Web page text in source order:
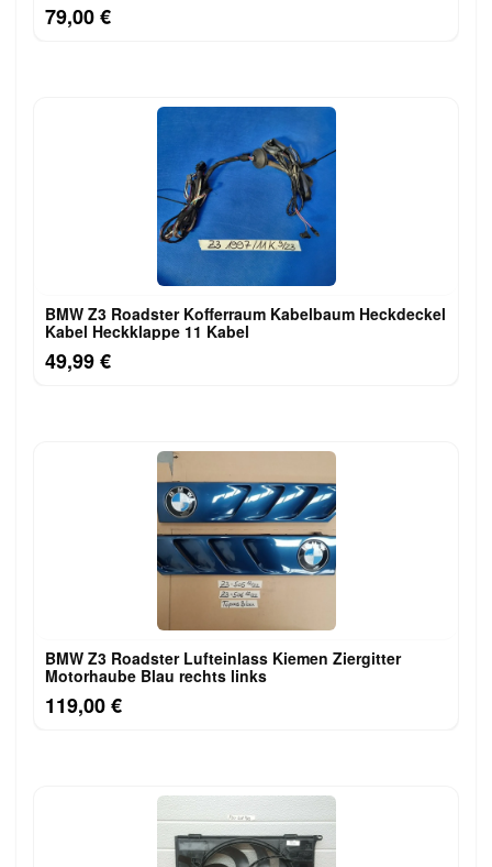
79,00 €
BMW Z3 Roadster Kofferraum Kabelbaum Heckdeckel
Kabel Heckklappe 11 Kabel
49,99 €
BMW Z3 Roadster Lufteinlass Ki​emen Ziergitter
Motorhaube Blau rechts links
119,00 €